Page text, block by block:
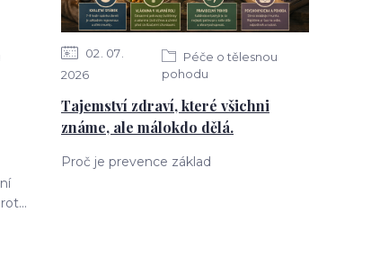
02 07
2026
Péče o tělesnou
pohodu
Tajemství zdraví, které všichni
známe, ale málokdo dělá.
Proč je prevence základ